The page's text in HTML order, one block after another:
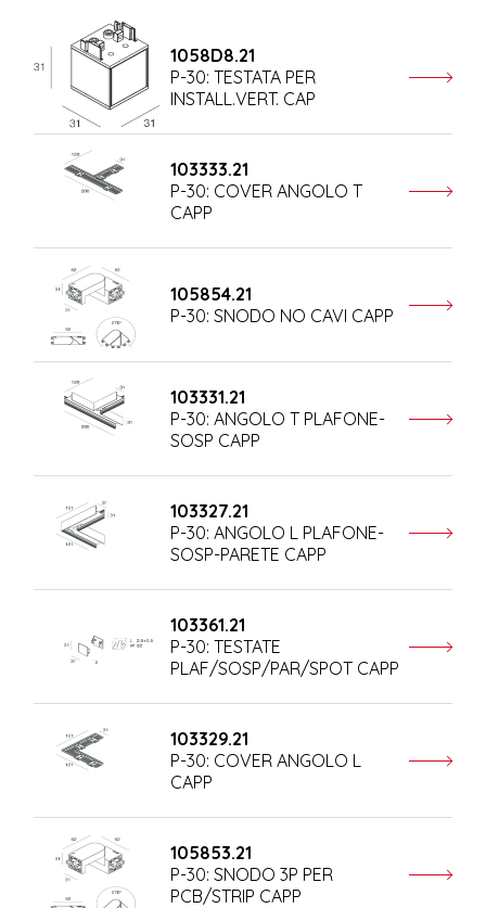
1058D8.21
P-30: TESTATA PER
INSTALL.VERT. CAP
103333.21
P-30: COVER ANGOLO T
CAPP
105854.21
P-30: SNODO NO CAVI CAPP
103331.21
P-30: ANGOLO T PLAFONE-
SOSP CAPP
103327.21
P-30: ANGOLO L PLAFONE-
SOSP-PARETE CAPP
103361.21
P-30: TESTATE
PLAF/SOSP/PAR/SPOT CAPP
103329.21
P-30: COVER ANGOLO L
CAPP
105853.21
P-30: SNODO 3P PER
PCB/STRIP CAPP